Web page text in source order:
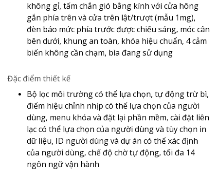
không gỉ, tấm chắn gió bằng kính với cửa hông
gắn phía trên và cửa trên lật/trượt (mẫu 1mg),
đèn báo mức phía trước được chiếu sáng, móc cân
bên dưới, khung an toàn, khóa hiệu chuẩn, 4 cảm
biến không cần chạm, bìa đang sử dụng
Đặc điểm thiết kế
Bộ lọc môi trường có thể lựa chọn, tự động trừ bì,
điểm hiệu chỉnh nhịp có thể lựa chọn của người
dùng, menu khóa và đặt lại phần mềm, cài đặt liên
lạc có thể lựa chọn của người dùng và tùy chọn in
dữ liệu, ID người dùng và dự án có thể xác định
của người dùng, chế độ chờ tự động, tối đa 14
ngôn ngữ vận hành